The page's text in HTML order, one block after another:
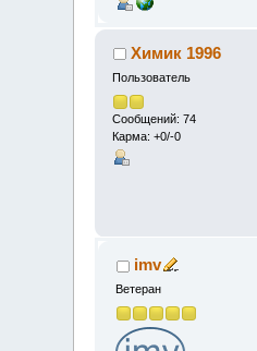
Химик 1996
Пользователь
Сообщений: 74
Карма: +0/-0
imv
Ветеран